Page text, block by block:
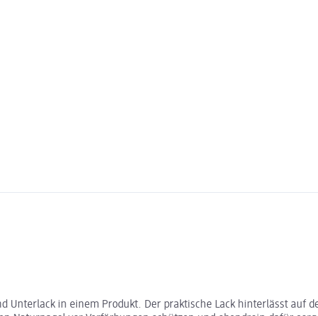
Unterlack in einem Produkt. Der praktische Lack hinterlässt